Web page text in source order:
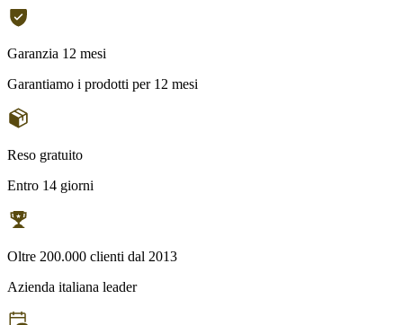
Garanzia 12 mesi
Garantiamo i prodotti per 12 mesi
Reso gratuito
Entro 14 giorni
Oltre 200.000 clienti dal 2013
Azienda italiana leader